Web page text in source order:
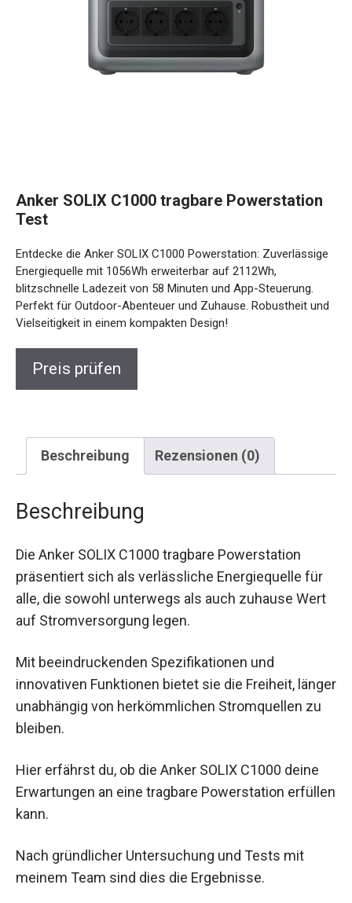
Anker SOLIX C1000 tragbare Powerstation
Test
Entdecke die Anker SOLIX C1000 Powerstation: Zuverlässige
Energiequelle mit 1056Wh erweiterbar auf 2112Wh,
blitzschnelle Ladezeit von 58 Minuten und App-Steuerung.
Perfekt für Outdoor-Abenteuer und Zuhause. Robustheit und
Vielseitigkeit in einem kompakten Design!
Preis prüfen
Beschreibung Rezensionen (0)
Beschreibung
Die Anker SOLIX C1000 tragbare Powerstation
präsentiert sich als verlässliche Energiequelle für
alle, die sowohl unterwegs als auch zuhause Wert
auf Stromversorgung legen.
Mit beeindruckenden Spezifikationen und
innovativen Funktionen bietet sie die Freiheit, länger
unabhängig von herkömmlichen Stromquellen zu
bleiben.
Hier erfährst du, ob die Anker SOLIX C1000 deine
Erwartungen an eine tragbare Powerstation erfüllen
kann.
Nach gründlicher Untersuchung und Tests mit
meinem Team sind dies die Ergebnisse.